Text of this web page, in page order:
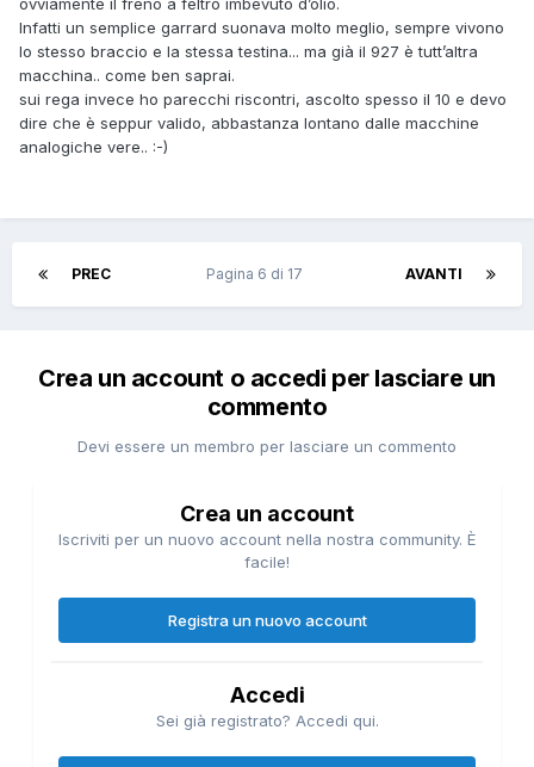
Infatti un semplice garrard suonava molto meglio, sempre vivono
lo stesso braccio e la stessa testina... ma già il 927 è tutt’altra
macchina.. come ben saprai.
sui rega invece ho parecchi riscontri, ascolto spesso il 10 e devo
dire che è seppur valido, abbastanza lontano dalle macchine
analogiche vere.. :-)
PREC AVANTI
Pagina 6 di 17
Crea un account o accedi per lasciare un
commento
Devi essere un membro per lasciare un commento
Crea un account
Iscriviti per un nuovo account nella nostra community. È
facile!
Registra un nuovo account
Accedi
Sei già registrato? Accedi qui.